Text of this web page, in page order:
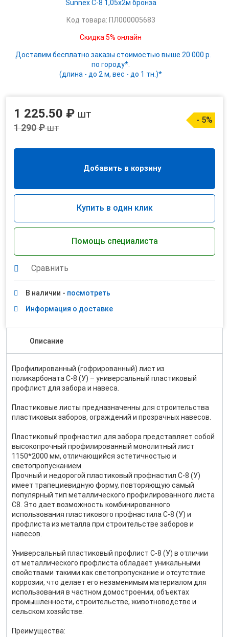
Код товара: ПЛ000005683
Скидка 5% онлайн
Доставим бесплатно заказы стоимостью выше 20 000 р.
по городу*.
(длина - до 2 м, вес - до 1 тн.)*
1 225.50 ₽ шт
1 290 ₽шт
- 5%
Добавить в корзину
Купить в один клик
Помощь специалиста
Сравнить
В наличии - посмотреть
Информация о доставке
Описание
Профилированный (гофрированный) лист из
поликарбоната С-8 (У) – универсальный пластиковый
профлист для забора и навеса.
Пластиковые листы предназначенны для строительства
пластиковых заборов, ограждений и прозрачных навесов.
Пластиковый профнастил для забора представляет собой
высокопрочный профилированный монолитный лист
1150*2000 мм, отличающийся эстетичностью и
светопропусканием.
Прочный и недорогой пластиковый профнастил С-8 (У)
имеет трапециевидную форму, повторяющую самый
популярный тип металлического профилированного листа
С8. Это дает возможность комбинированного
использования пластикового профнастила С-8 (У) и
профлиста из металла при строительстве заборов и
навесов.
Универсальный пластиковый профлист С-8 (У) в отличии
от металлического профлиста обладает уникальными
свойствами такими как светопропускание и отсутствие
коррозии, что делает его незаменимым материалом для
использования в частном домостроении, объектах
промышленности, строительстве, животноводстве и
сельском хозяйстве.
Преимущества: